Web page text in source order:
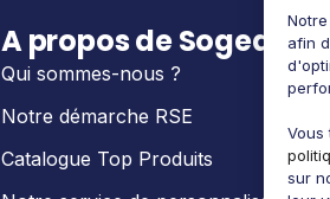
afin
Vous
sur
A propos de Sogedex
Qui sommes-nous ?
Notre démarche RSE
Catalogue Top Produits